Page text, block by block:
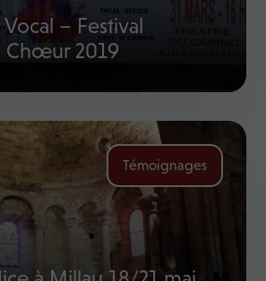
– Festival
Chœur 2019
Témoignages